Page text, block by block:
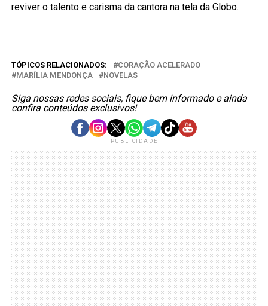
reviver o talento e carisma da cantora na tela da Globo.
TÓPICOS RELACIONADOS:
CORAÇÃO ACELERADO
MARÍLIA MENDONÇA
NOVELAS
Siga nossas redes sociais, fique bem informado e ainda
confira conteúdos exclusivos!
PUBLICIDADE